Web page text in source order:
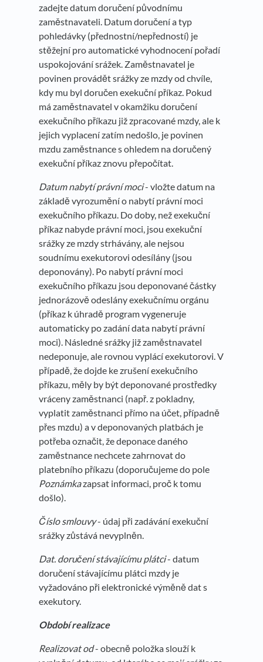
zadejte datum doručení původnímu
zaměstnavateli. Datum doručení a typ
pohledávky (přednostní/nepředností) je
stěžejní pro automatické vyhodnocení pořadí
uspokojování srážek. Zaměstnavatel je
povinen provádět srážky ze mzdy od chvíle,
kdy mu byl doručen exekuční příkaz. Pokud
má zaměstnavatel v okamžiku doručení
exekučního příkazu již zpracované mzdy, ale k
jejich vyplacení zatím nedošlo, je povinen
mzdu zaměstnance s ohledem na doručený
exekuční příkaz znovu přepočítat.
Datum nabytí právní moci- vložte datum na
základě vyrozumění o nabytí právní moci
exekučního příkazu. Do doby, než exekuční
příkaz nabyde právní moci, jsou exekuční
srážky ze mzdy strhávány, ale nejsou
soudnímu exekutorovi odesílány (jsou
deponovány). Po nabytí právní moci
exekučního příkazu jsou deponované částky
jednorázově odeslány exekučnímu orgánu
(příkaz k úhradě program vygeneruje
automaticky po zadání data nabytí právní
moci). Následné srážky již zaměstnavatel
nedeponuje, ale rovnou vyplácí exekutorovi. V
případě, že dojde ke zrušení exekučního
příkazu, měly by být deponované prostředky
vráceny zaměstnanci (např. z pokladny,
vyplatit zaměstnanci přímo na účet, případně
přes mzdu) a v deponovaných platbách je
potřeba označit, že deponace daného
zaměstnance nechcete zahrnovat do
platebního příkazu (doporučujeme do pole
Poznámkazapsat informaci, proč k tomu
došlo).
Číslo smlouvy- údaj při zadávání exekuční
srážky zůstává nevyplněn.
Dat. doručení stávajícímu plátci- datum
doručení stávajícímu plátci mzdy je
vyžadováno při elektronické výměně dat s
exekutory.
Období realizace
Realizovat od- obecně položka slouží k